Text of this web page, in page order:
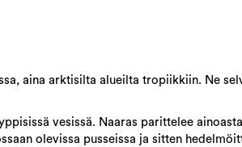
aina arktisilta alueilta tropiikkiin. Ne
vesissä. Naaras parittelee
olevissa pusseissa ja sitten